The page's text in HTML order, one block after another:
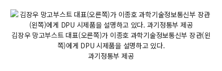
역대학부장
연구실/연구소
김장우 망고부스트 대표(오른쪽)가 이종호 과학기술정보통신부 장관(왼
쪽)에게 DPU 시제품을 설명하고 있다.
과기정통부 제공